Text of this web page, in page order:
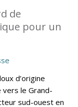
de
pour un
d’origine
le Grand-
sud-ouest en